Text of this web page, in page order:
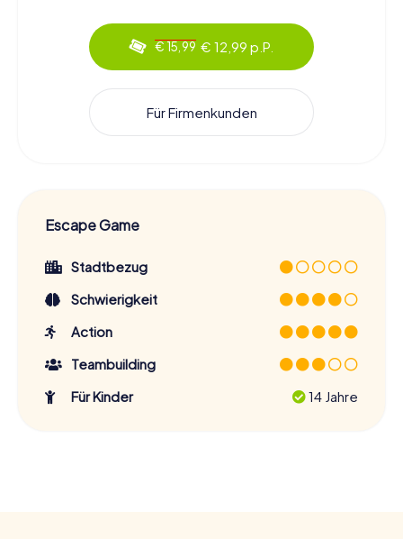
€ 15,99 € 12,99 p.P.
Für Firmenkunden
Escape Game
Stadtbezug
Schwierigkeit
Action
Teambuilding
Für Kinder
14 Jahre